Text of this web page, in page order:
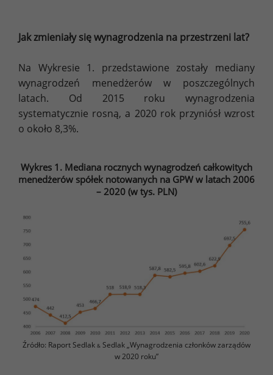
Jak zmieniały się wynagrodzenia na przestrzeni lat?
Na Wykresie 1. przedstawione zostały mediany
wynagrodzeń menedżerów w poszczególnych
latach. Od 2015 roku wynagrodzenia
systematycznie rosną, a 2020 rok przyniósł wzrost
o około 8,3%.
Wykres 1. Mediana rocznych wynagrodzeń całkowitych
menedżerów spółek notowanych na GPW w latach 2006
– 2020 (w tys. PLN)
Źródło: Raport Sedlak & Sedlak „Wynagrodzenia członków zarządów
w 2020 roku”